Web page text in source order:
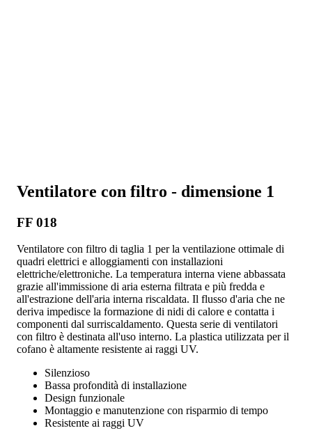
Ventilatore con filtro - dimensione 1
FF 018
Ventilatore con filtro di taglia 1 per la ventilazione ottimale di
quadri elettrici e alloggiamenti con installazioni
elettriche/elettroniche. La temperatura interna viene abbassata
grazie all'immissione di aria esterna filtrata e più fredda e
all'estrazione dell'aria interna riscaldata. Il flusso d'aria che ne
deriva impedisce la formazione di nidi di calore e contatta i
componenti dal surriscaldamento. Questa serie di ventilatori
con filtro è destinata all'uso interno. La plastica utilizzata per il
cofano è altamente resistente ai raggi UV.
Silenzioso
Bassa profondità di installazione
Design funzionale
Montaggio e manutenzione con risparmio di tempo
Resistente ai raggi UV